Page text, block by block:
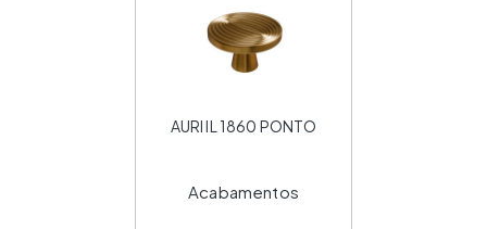
AURI IL 1860 PONTO
Acabamentos